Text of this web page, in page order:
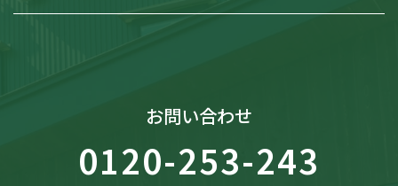
お問い合わせ
0120-253-243